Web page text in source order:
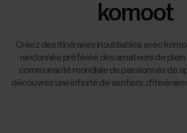
komoot
Créez des itinéraires inoubliables avec
randonnée préférée des amateurs de plein
communauté mondiale de passionnés de
découvrez une infinité de sentiers,